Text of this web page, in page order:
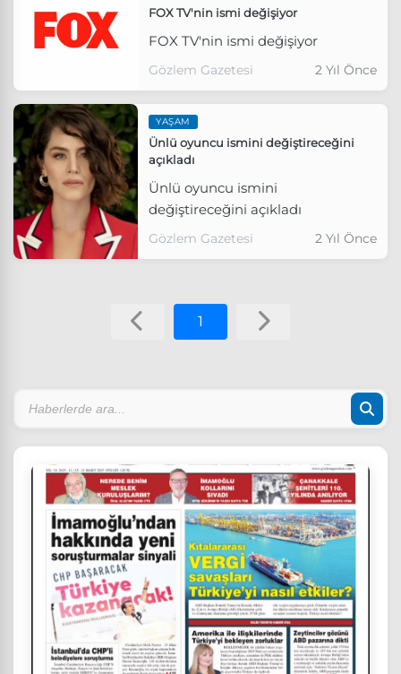
FOX TV'nin ismi değişiyor
FOX TV'nin ismi değişiyor
Gözlem Gazetesi 2 Yıl Önce
YAŞAM
Ünlü oyuncu ismini değiştireceğini
açıkladı
Ünlü oyuncu ismini
değiştireceğini açıkladı
Gözlem Gazetesi 2 Yıl Önce
1